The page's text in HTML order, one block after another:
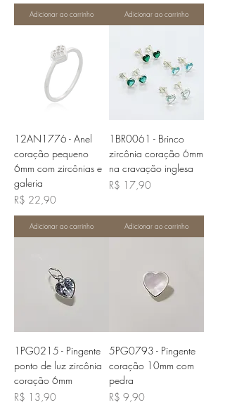
Adicionar ao carrinho Adicionar ao carrinho
12AN1776 - Anel
coração pequeno
6mm com zircônias e
galeria
Preço
R$ 22,90
Adicionar ao carrinho
1BR0061 - Brinco
zircônia coração 6mm
na cravação inglesa
Preço
R$ 17,90
Adicionar ao carrinho
1PG0215 - Pingente
ponto de luz zircônia
coração 6mm
Preço
R$ 13,90
5PG0793 - Pingente
coração 10mm com
pedra
Preço
R$ 9,90